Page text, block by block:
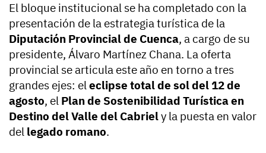
El bloque institucional se ha completado con la
presentación de la estrategia turística de la
Diputación Provincial de Cuenca, a cargo de su
presidente, Álvaro Martínez Chana. La oferta
provincial se articula este año en torno a tres
grandes ejes: eleclipse total de sol del 12 de
agosto, el Plan de Sostenibilidad Turística en
Destino del Valle del Cabriely la puesta en valor
del legado romano.